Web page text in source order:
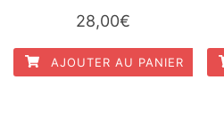
28,00€
AJOUTER AU PANIER